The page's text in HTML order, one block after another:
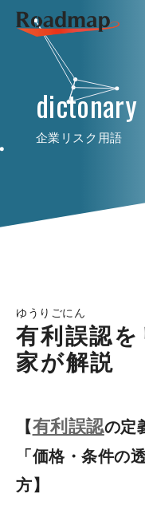
dictonary
企業リスク用語
ゆうりごにん
有利誤認
家が解説
【有利誤認の定
「価格・条件の
方】